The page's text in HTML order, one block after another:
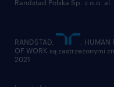
operations,
Sport card
Randstad Polska Sp. z o.o.
RANDSTAD,
,
OF WORK są zastrzeżonymi
2021